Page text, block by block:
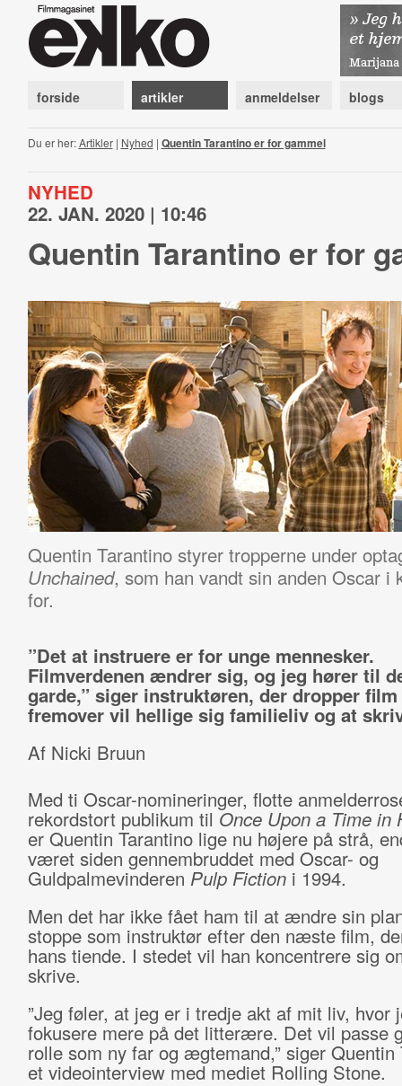
forside artikler anmeldelser blogs
Du er her:Artikler| Nyhed | Quentin Tarantino er for gammel
NYHED
22. JAN. 2020 | 10:46
Quentin Tarantino er for
Quentin Tarantino styrer tropperne under
Unchained, som han vandt sin anden Oscar i
for.
”Det at instruere er for unge mennesker.
Filmverdenen ændrer sig, og jeg hører til
garde,” siger instruktøren, der dropper film
fremover vil hellige sig familieliv og at
Af Nicki Bruun
Med ti Oscar-nomineringer, flotte
rekordstort publikum til Once Upon a Time in
er Quentin Tarantino lige nu højere på strå,
været siden gennembruddet med Oscar- og
Guldpalmevinderen Pulp Fictioni 1994.
Men det har ikke fået ham til at ændre sin
stoppe som instruktør efter den næste film,
hans tiende. I stedet vil han koncentrere sig
skrive.
”Jeg føler, at jeg er i tredje akt af mit liv, hvor
fokusere mere på det litterære. Det vil passe
rolle som ny far og ægtemand,” siger Quentin
et videointerview med mediet Rolling Stone.